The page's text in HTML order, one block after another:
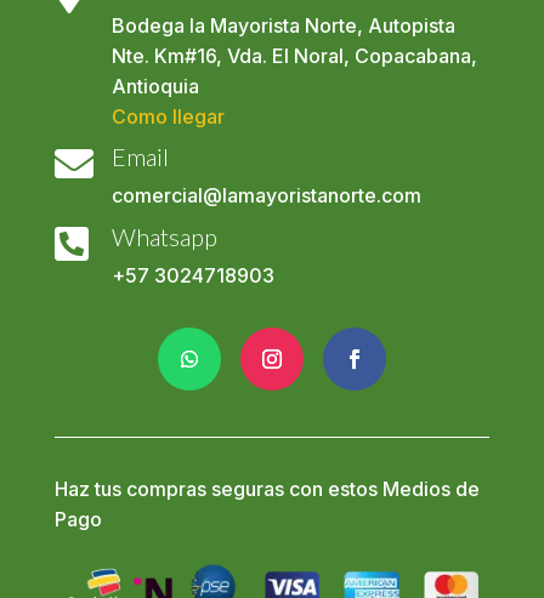
Bodega la Mayorista Norte, Autopista
Nte. Km#16, Vda. El Noral, Copacabana,
Antioquia
Como llegar
 Email
comercial@lamayoristanorte.com
 Whatsapp
+57 3024718903
Haz tus compras seguras con estos Medios de
Pago